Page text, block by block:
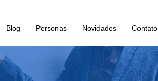
Blog Personas Novidades Contato